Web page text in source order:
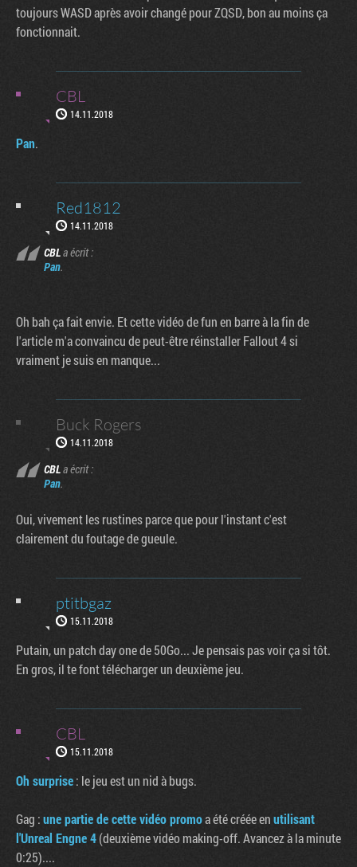
toujours WASD après avoir changé pour ZQSD, bon au moins ça
fonctionnait.
CBL
14.11.2018
Pan.
Red1812
14.11.2018
CBLa écrit :
Pan.
Oh bah ça fait envie. Et cette vidéo de fun en barre à la fin de
l'article m'a convaincu de peut-être réinstaller Fallout 4 si
vraiment je suis en manque...
Buck Rogers
14.11.2018
CBLa écrit :
Pan.
Oui, vivement les rustines parce que pour l'instant c'est
clairement du foutage de gueule.
ptitbgaz
15.11.2018
Putain, un patch day one de 50Go... Je pensais pas voir ça si tôt.
En gros, il te font télécharger un deuxième jeu.
CBL
15.11.2018
Oh surprise: le jeu est un nid à bugs.
Gag :une partie de cette vidéo promoa été créée enutilisant
l'Unreal Engne 4(deuxième vidéo making-off. Avancez à la minute
0:25)....